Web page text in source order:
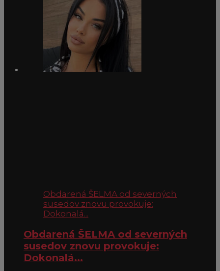
Obdarená ŠELMA od severných
susedov znovu provokuje:
Dokonalá...
Obdarená ŠELMA od severných
susedov znovu provokuje:
Dokonalá...